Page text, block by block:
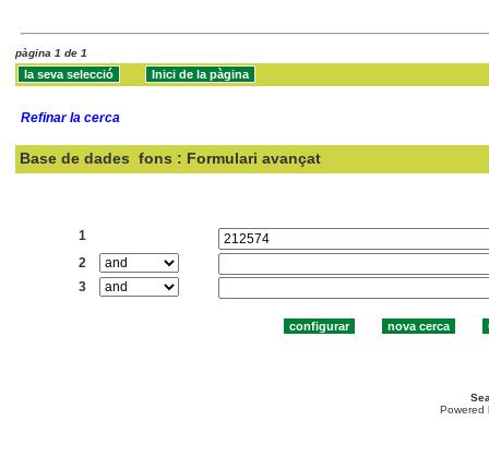
pàgina 1 de 1
Refinar la cerca
Base de dades fons : Formulari avançat
1
2
3